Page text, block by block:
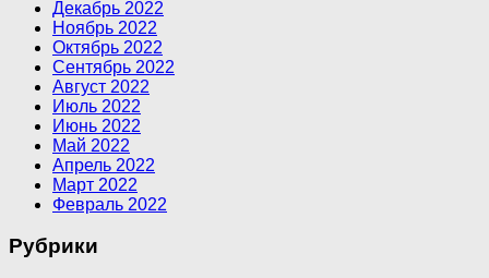
Декабрь 2022
Ноябрь 2022
Октябрь 2022
Сентябрь 2022
Август 2022
Июль 2022
Июнь 2022
Май 2022
Апрель 2022
Март 2022
Февраль 2022
Рубрики